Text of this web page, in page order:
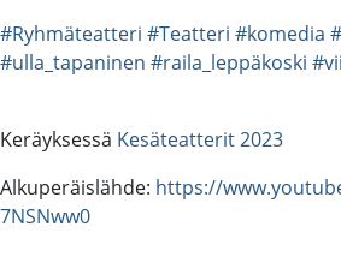
#Ryhmäteatteri #Teatteri #komedia
#ulla_tapaninen #raila_leppäkoski
Keräyksessä Kesäteatterit 2023
Alkuperäislähde: https://
7NSNww0